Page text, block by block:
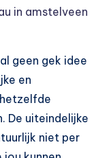
in amstelveen
geen gek idee
en
De uiteindelijke
niet per